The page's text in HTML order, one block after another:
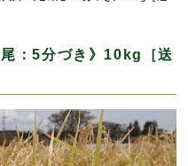
：5分づき》10kg［送